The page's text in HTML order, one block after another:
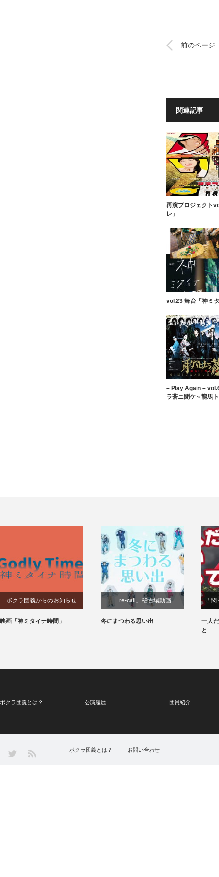
前のページ
関連記事
再演プロジェクト
レ」
vol.23 舞台「神ミ
– Play Again –
ラ蒼ニ聞ケ～龍馬
「re-call」稽古場動画
冬にまつわる思い出
「関ヶ原で⼀⼈」稽古場動画
一人だと、ついやってしまうこ
今
ボクラ団義とは？ 公演履歴 団員紹介
Twitter ボクラ団義とは？ お問い合わせ